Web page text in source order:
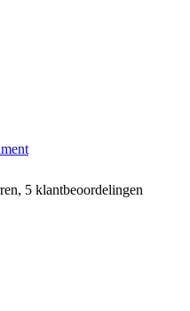
5 klantbeoordelingen